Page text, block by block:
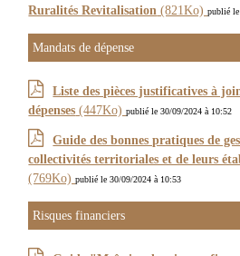
Ruralités Revitalisation (821Ko)publié
Mandats de dépense
Liste des pièces justificatives à
dépenses (447Ko)publié le 30/09/2024 à 10:52
Guide des bonnes pratiques de
collectivités territoriales et de leurs
(769Ko)publié le 30/09/2024 à 10:53
Risques financiers